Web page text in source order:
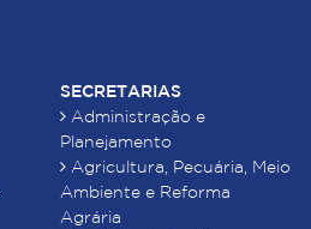
SECRETARIAS
Administração e
Planejamento
Agricultura, Pecuária, Meio
Ambiente e Reforma
Agrária